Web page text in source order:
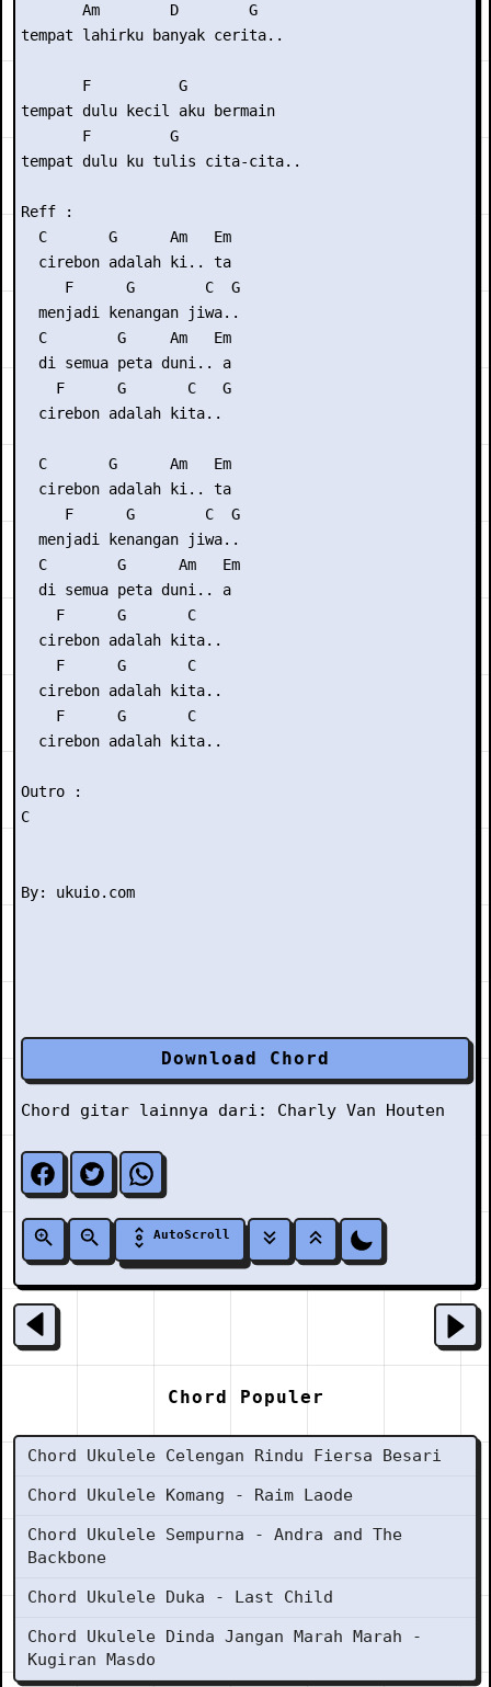
       Am        D        G
tempat lahirku banyak cerita..
       F          G
tempat dulu kecil aku bermain
       F         G
tempat dulu ku tulis cita-cita..
Reff :
  C       G      Am   Em
  cirebon adalah ki.. ta
     F      G        C  G
  menjadi kenangan jiwa..
  C        G     Am   Em
  di semua peta duni.. a
    F      G       C   G
  cirebon adalah kita..
  C       G      Am   Em
  cirebon adalah ki.. ta
     F      G        C  G
  menjadi kenangan jiwa..
  C        G      Am   Em
  di semua peta duni.. a
    F      G       C
  cirebon adalah kita..
    F      G       C
  cirebon adalah kita..
    F      G       C
  cirebon adalah kita..
Outro :
C
Download Chord
Chord gitar lainnya dari: Charly Van Houten
AutoScroll
Chord Populer
Chord Ukulele Celengan Rindu Fiersa Besari
Chord Ukulele Komang - Raim Laode
Chord Ukulele Sempurna - Andra and The
Backbone
Chord Ukulele Duka - Last Child
Chord Ukulele Dinda Jangan Marah Marah -
Kugiran Masdo